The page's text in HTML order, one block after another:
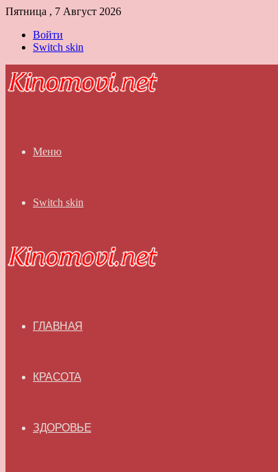
Пятница , 7 Август 2026
Войти
Switch skin
Меню
Switch skin
ГЛАВНАЯ
КРАСОТА
ЗДОРОВЬЕ